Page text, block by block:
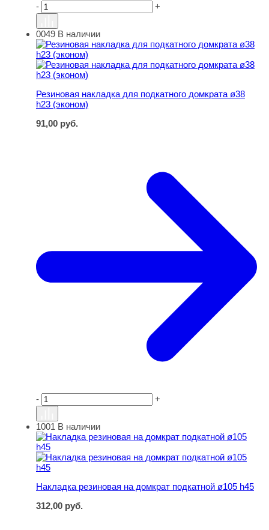
- +
Резиновая накладка для подкатного домкрата ø38 h23
0049 В наличии
Резиновая накладка для подкатного домкрата ø38
h23 (эконом)
91,00 руб.
- +
Накладка резиновая на домкрат подкатной ø105 h45
1001 В наличии
Накладка резиновая на домкрат подкатной ø105 h45
312,00 руб.